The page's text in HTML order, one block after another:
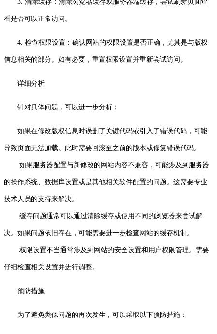
3. 清除缓存：清除浏览器缓存或服务器端缓存，尝试刷新页面查
看是否可以正常访问。
4. 检查权限设置：确认网站的权限设置是否正确，尤其是与版权
信息相关的部分。如有必要，重置权限设置并重新尝试访问。
详细分析
针对具体问题，可以进一步分析：
如果在修改版权信息时误删了关键代码或引入了错误代码，可能
导致页面无法加载。此时需要回滚至之前的版本或修复错误代码。
如果服务器配置与新修改的网站内容不兼容，可能涉及到服务器
的操作系统、数据库设置或是其他相关软件配置的问题。这需要专业
技术人员的支持来解决。
缓存问题通常可以通过清除缓存或使用不同的浏览器来尝试解
决。如果问题依旧存在，可能需要进一步检查网站的缓存机制。
权限设置不当通常涉及到网站的安全设置和用户权限管理。需要
仔细检查相关设置并进行调整。
预防措施
为了避免类似问题的再次发生，可以采取以下预防措施：